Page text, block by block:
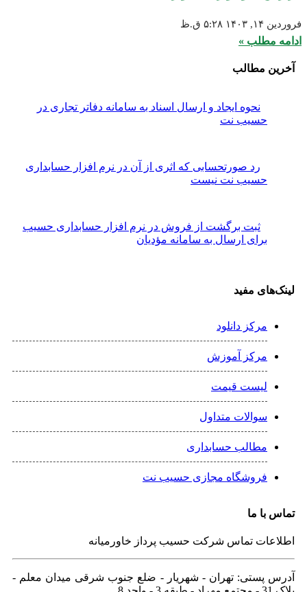
۵:۲۸ ق.ظ
»
مطالب
نحوه ایجاد و ارسال اسناد به سامانه دفاتر تجاری در
نت
رد صورتحسابی که اثری از آن در نرم افزار حسابداری
نت نیست
ثبت برگشت از فروش در نرم افزار حسابداری حسیب
ارسال به سامانه مؤدیان
مفید
دانلود
آموزش
قیمت
متداول
حسابداری
مجازی حسیب نت
ما
تماس شرکت حسیب پرداز خاورمیانه
تهران - شهريار - ضلع جنوب شرقی میدان معلم -